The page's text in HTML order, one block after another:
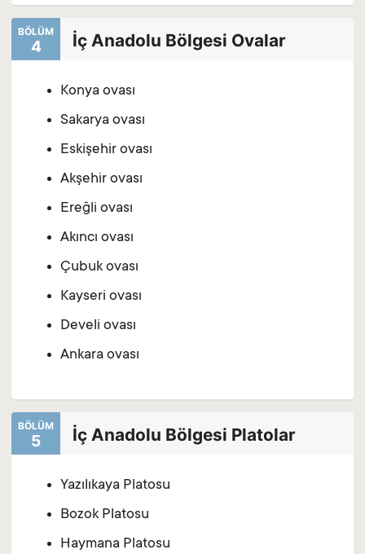
BÖLÜM
4 İç Anadolu Bölgesi Ovalar
Konya ovası
Sakarya ovası
Eskişehir ovası
Akşehir ovası
Ereğli ovası
Akıncı ovası
Çubuk ovası
Kayseri ovası
Develi ovası
Ankara ovası
BÖLÜM
5 İç Anadolu Bölgesi Platolar
Yazılıkaya Platosu
Bozok Platosu
Haymana Platosu